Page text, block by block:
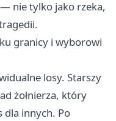
nie tylko jako rzeka,
granicy i wyborowi
losy. Starszy
żołnierza, który
dla innych. Po